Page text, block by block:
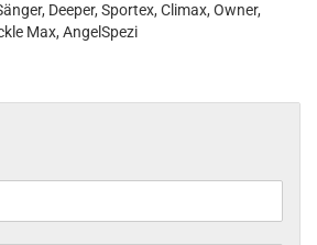
Deeper, Sportex, Climax, Owner,
Max, AngelSpezi